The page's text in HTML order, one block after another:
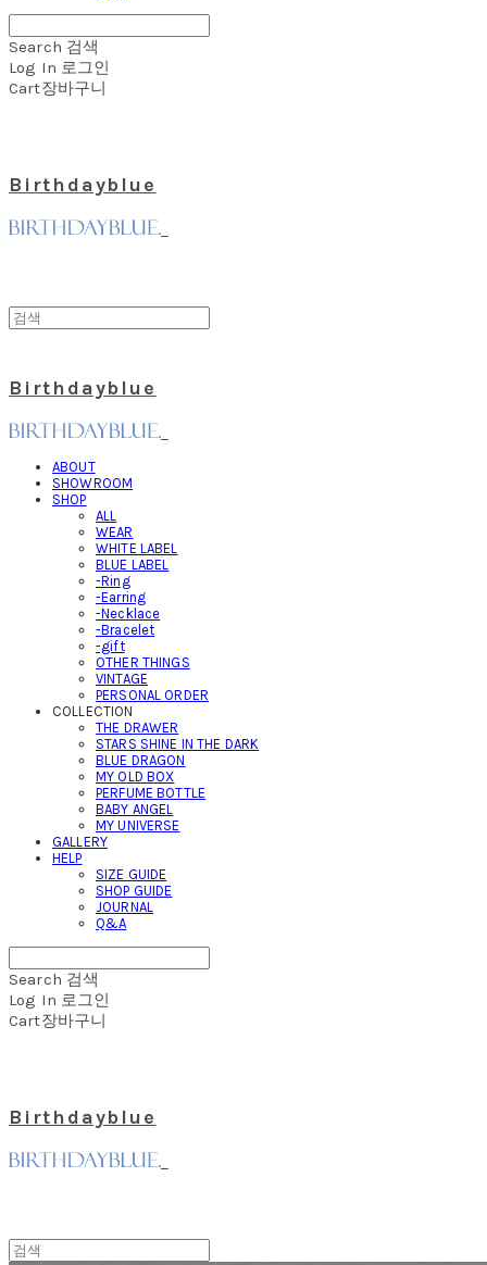
Search 검색
Log In 로그인
Cart장바구니
Birthdayblue
Birthdayblue
ABOUT
SHOWROOM
SHOP
ALL
WEAR
WHITE LABEL
BLUE LABEL
-Ring
-Earring
-Necklace
-Bracelet
-gift
OTHER THINGS
VINTAGE
PERSONAL ORDER
COLLECTION
THE DRAWER
STARS SHINE IN THE DARK
BLUE DRAGON
MY OLD BOX
PERFUME BOTTLE
BABY ANGEL
MY UNIVERSE
GALLERY
HELP
SIZE GUIDE
SHOP GUIDE
JOURNAL
Q&A
Search 검색
Log In 로그인
Cart장바구니
Birthdayblue